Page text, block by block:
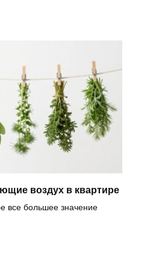
воздух в квартире
все большее значение